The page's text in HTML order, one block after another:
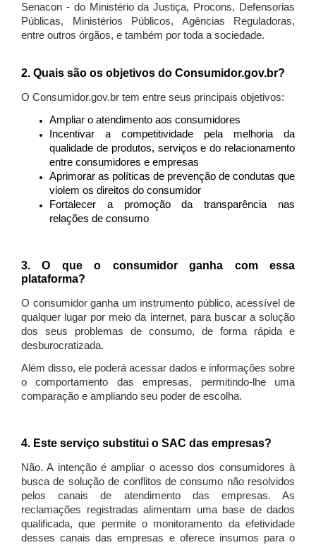
Senacon - do Ministério da Justiça, Procons, Defensorias
Públicas, Ministérios Públicos, Agências Reguladoras,
entre outros órgãos, e também por toda a sociedade.
2. Quais são os objetivos do Consumidor.gov.br?
O Consumidor.gov.br tem entre seus principais objetivos:
Ampliar o atendimento aos consumidores
Incentivar a competitividade pela melhoria da
qualidade de produtos, serviços e do relacionamento
entre consumidores e empresas
Aprimorar as políticas de prevenção de condutas que
violem os direitos do consumidor
Fortalecer a promoção da transparência nas
relações de consumo
3. O que o consumidor ganha com essa
plataforma?
O consumidor ganha um instrumento público, acessível de
qualquer lugar por meio da internet, para buscar a solução
dos seus problemas de consumo, de forma rápida e
desburocratizada.
Além disso, ele poderá acessar dados e informações sobre
o comportamento das empresas, permitindo-lhe uma
comparação e ampliando seu poder de escolha.
4. Este serviço substitui o SAC das empresas?
Não. A intenção é ampliar o acesso dos consumidores à
busca de solução de conflitos de consumo não resolvidos
pelos canais de atendimento das empresas. As
reclamações registradas alimentam uma base de dados
qualificada, que permite o monitoramento da efetividade
desses canais das empresas e oferece insumos para o